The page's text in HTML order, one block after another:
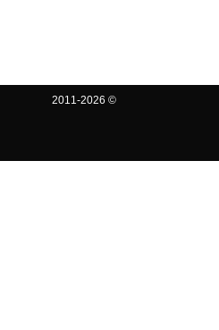
2011-2026 ©